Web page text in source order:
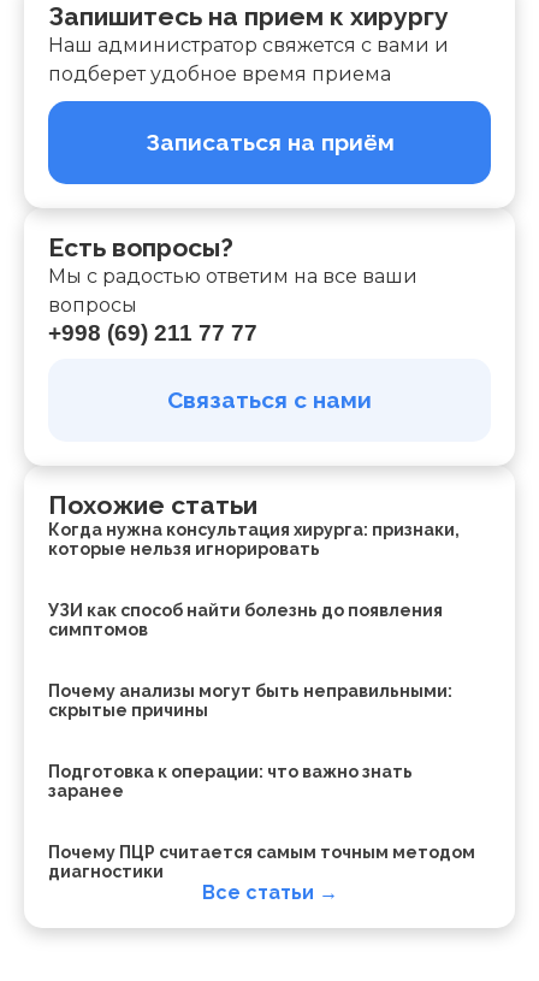
Запишитесь на прием к хирургу
Наш администратор свяжется с вами и
подберет удобное время приема
Записаться на приём
Есть вопросы?
Мы с радостью ответим на все ваши
вопросы
+998 (69) 211 77 77
Связаться с нами
Похожие статьи
Когда нужна консультация хирурга: признаки,
которые нельзя игнорировать
УЗИ как способ найти болезнь до появления
симптомов
Почему анализы могут быть неправильными:
скрытые причины
Подготовка к операции: что важно знать
заранее
Почему ПЦР считается самым точным методом
диагностики
Все статьи →